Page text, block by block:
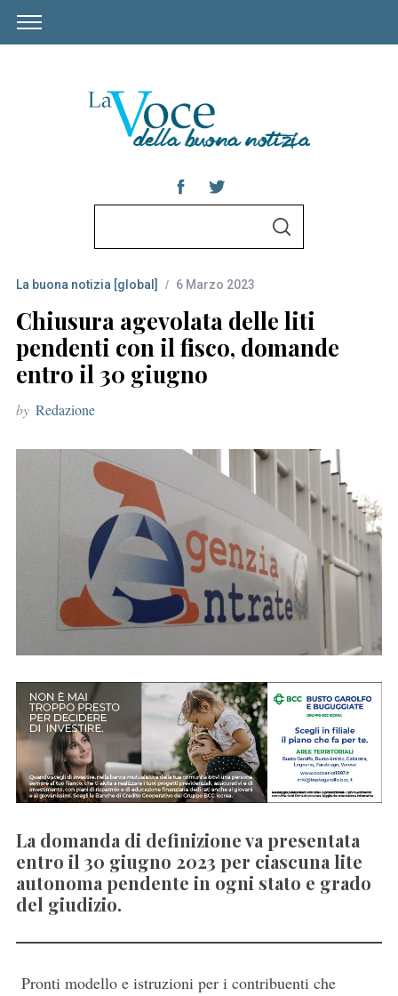
r
c
h
o
r
S
La buona notizia [global] 6 Marzo 2023
Chiusura agevolata delle liti
pendenti con il fisco, domande
entro il 30 giugno
by Redazione
La domanda di definizione va presentata
entro il 30 giugno 2023 per ciascuna lite
autonoma pendente in ogni stato e grado
del giudizio.
Pronti modello e istruzioni per i contribuenti che